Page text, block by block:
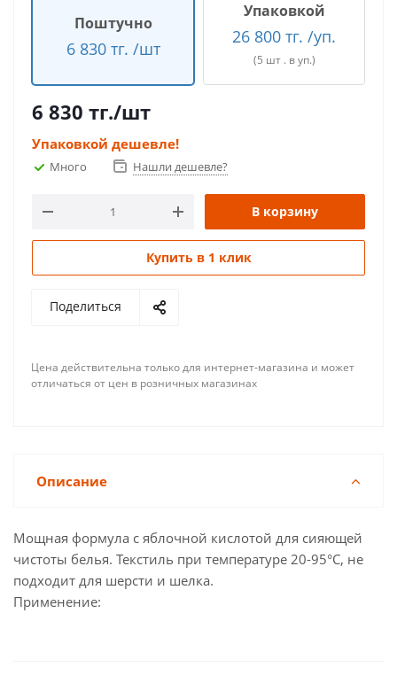
Поштучно
6 830 тг. /шт
Упаковкой
26 800 тг. /уп.
(5 шт . в уп.)
6 830 тг./шт
Упаковкой дешевле!
Много Нашли дешевле?
В корзину
Купить в 1 клик
Поделиться
Цена действительна только для интернет-магазина и может
отличаться от цен в розничных магазинах
Описание
Мощная формула с яблочной кислотой для сияющей
чистоты белья. Текстиль при температуре 20-95°C, не
подходит для шерсти и шелка.
Применение: